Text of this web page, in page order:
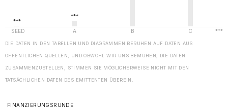
DIE DATEN IN DEN TABELLEN UND DIAGRAMMEN BERUHEN AUF DATEN AUS
ÖFFENTLICHEN QUELLEN, UND OBWOHL WIR UNS BEMÜHEN, DIE DATEN
ZUSAMMENZUSTELLEN, STIMMEN SIE MÖGLICHERWEISE NICHT MIT DEN
TATSÄCHLICHEN DATEN DES EMITTENTEN ÜBEREIN.
FINANZIERUNGSRUNDE